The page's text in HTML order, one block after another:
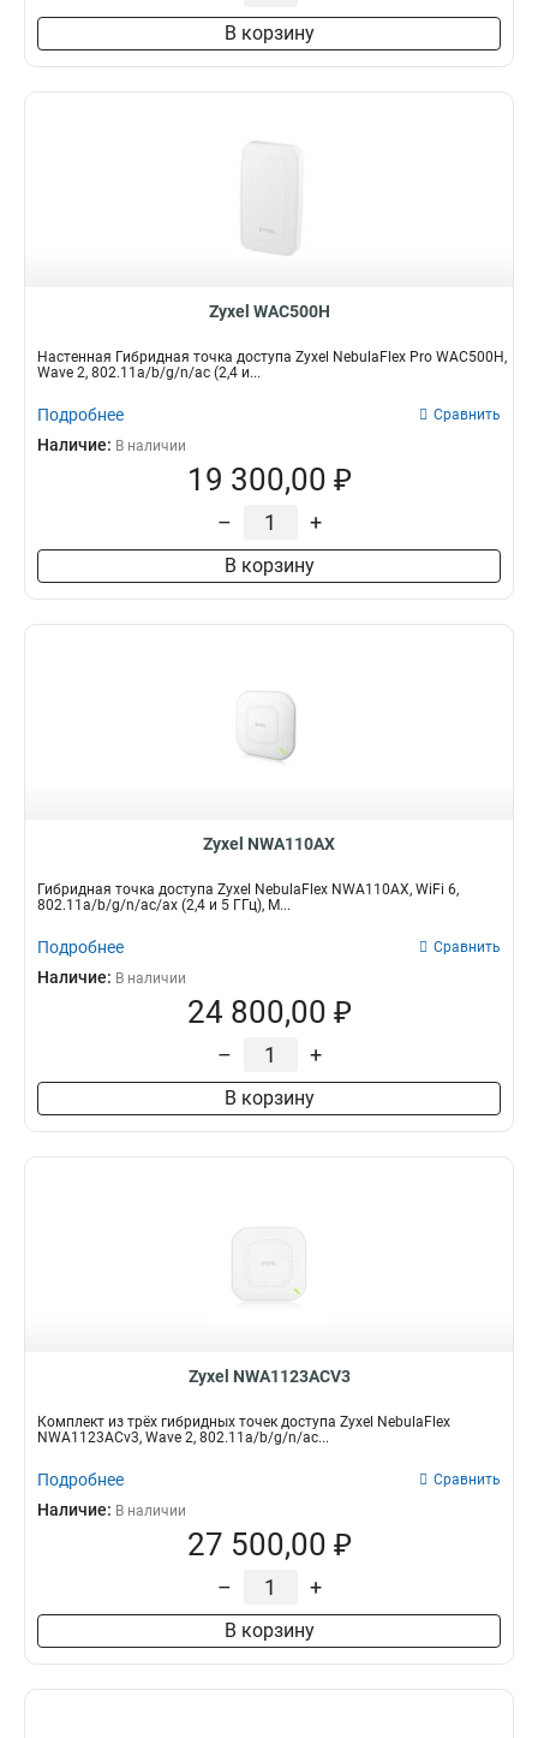
В корзину
Zyxel WAC500H
Настенная Гибридная точка доступа Zyxel NebulaFlex Pro WAC500H,
Wave 2, 802.11a/b/g/n/ac (2,4 и...
Подробнее Сравнить
Наличие: В наличии
19 300,00 ₽
– +
В корзину
Zyxel NWA110AX
Гибридная точка доступа Zyxel NebulaFlex NWA110AX, WiFi 6,
802.11a/b/g/n/ac/ax (2,4 и 5 ГГц), M...
Подробнее Сравнить
Наличие: В наличии
24 800,00 ₽
– +
В корзину
Zyxel NWA1123ACV3
Комплект из трёх гибридных точек доступа Zyxel NebulaFlex
NWA1123ACv3, Wave 2, 802.11a/b/g/n/ac...
Подробнее Сравнить
Наличие: В наличии
27 500,00 ₽
– +
В корзину